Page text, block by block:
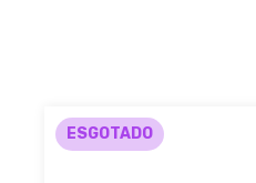
ESGOTADO